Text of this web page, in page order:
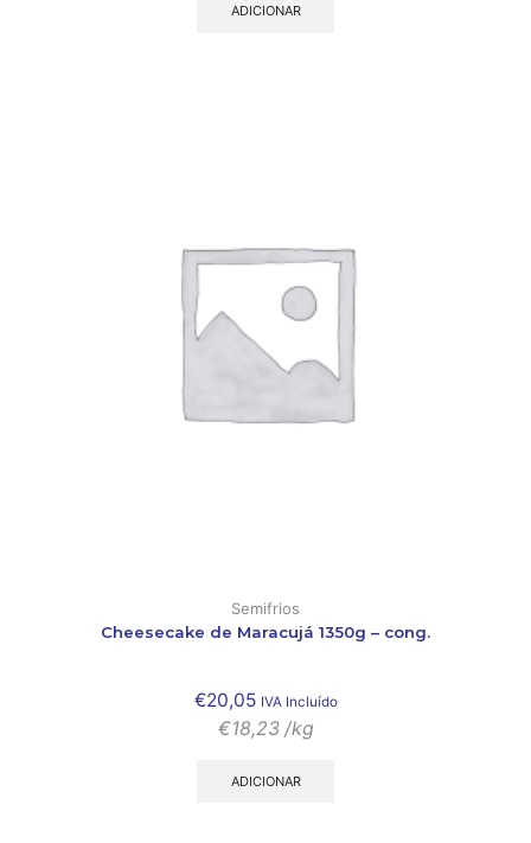
ADICIONAR
Semifrios
Cheesecake de Maracujá 1350g – cong.
€20,05 IVA Incluído
€18,23 /kg
ADICIONAR